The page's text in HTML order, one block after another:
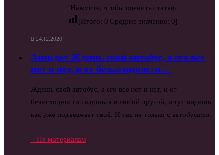
Нажмите, чтобы оценить статью
[Итого: 0 Среднее значение: 0]
24.12.2020
Анекдот Ждешь свой автобус, а его все
нет и нет, и от безысходности…
Ждешь свой автобус, а его все нет и нет, и от
безысходности садишься в любой другой, и тут видишь
как уже подъезжает твой. И так не только с автобусами.
– По материалам